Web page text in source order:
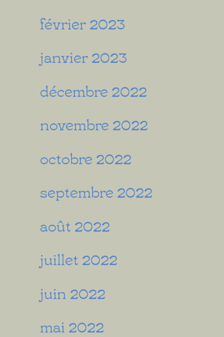
février 2023
janvier 2023
décembre 2022
novembre 2022
octobre 2022
septembre 2022
août 2022
juillet 2022
juin 2022
mai 2022